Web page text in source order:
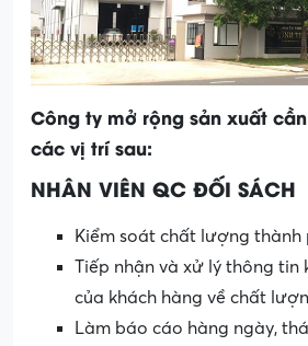
Công ty mở rộng sản xuất
các vị trí sau:
NHÂN VIÊN QC ĐỐI SÁCH
Kiểm soát chất lượng thành
Tiếp nhận và xử lý thông tin
của khách hàng về chất
Làm báo cáo hàng ngày,